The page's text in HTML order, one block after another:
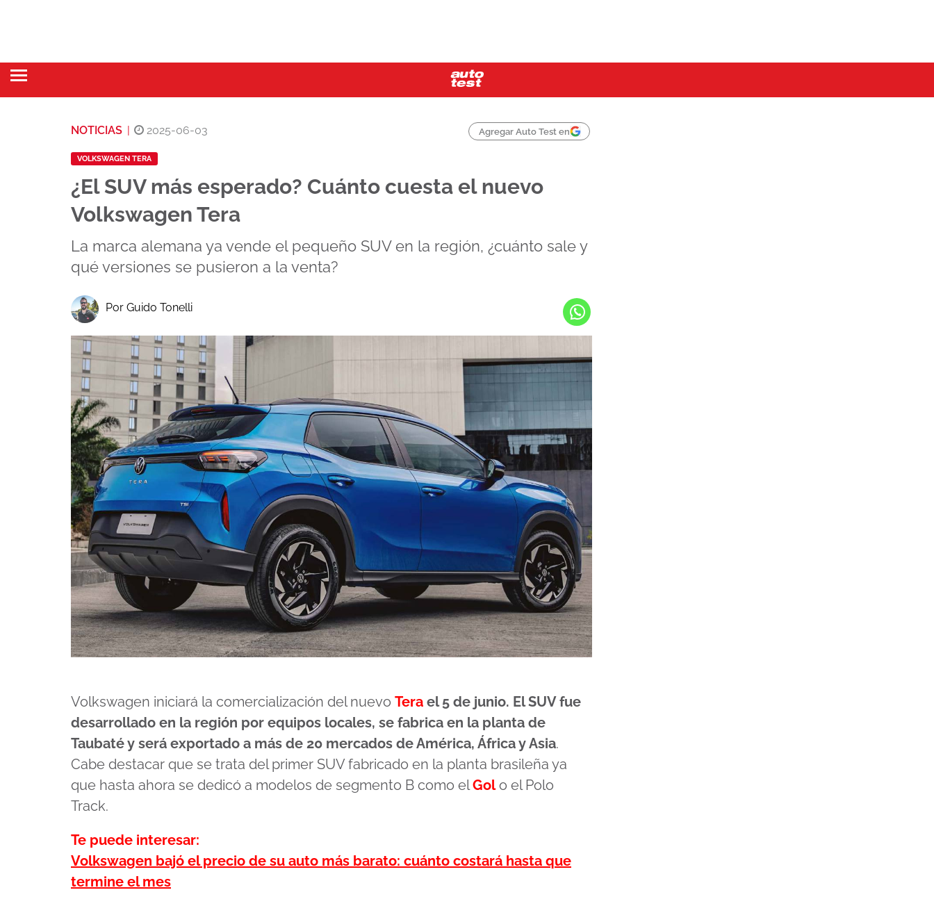
NOTICIAS 2025-06-03 Agregar Auto Test en
VOLKSWAGEN TERA
¿El SUV más esperado? Cuánto cuesta el nuevo
Volkswagen Tera
La marca alemana ya vende el pequeño SUV en la región, ¿cuánto sale y
qué versiones se pusieron a la venta?
Por Guido Tonelli
Volkswagen iniciará la comercialización del nuevo Tera el 5 de junio. El SUV fue
desarrollado en la región por equipos locales, se fabrica en la planta de
Taubaté y será exportado a más de 20 mercados de América, África y Asia.
Cabe destacar que se trata del primer SUV fabricado en la planta brasileña ya
que hasta ahora se dedicó a modelos de segmento B como elGolo el Polo
Track.
Te puede interesar:
Volkswagen bajó el precio de su auto más barato: cuánto costará hasta que
termine el mes